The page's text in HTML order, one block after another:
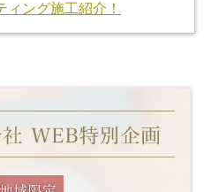
ィング施工紹介！